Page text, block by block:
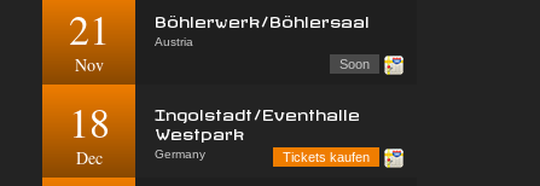
21
Nov
Böhlerwerk/Böhlersaal
Austria
Soon
18
Dec
Ingolstadt/Eventhalle
Westpark
Germany
Tickets kaufen